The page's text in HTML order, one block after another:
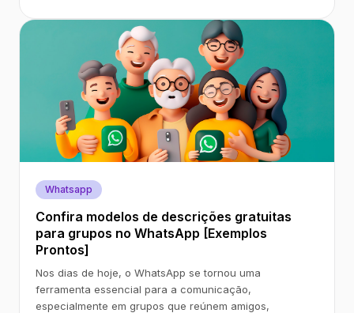
Whatsapp
Confira modelos de descrições gratuitas
para grupos no WhatsApp [Exemplos
Prontos]
Nos dias de hoje, o WhatsApp se tornou uma
ferramenta essencial para a comunicação,
especialmente em grupos que reúnem amigos,